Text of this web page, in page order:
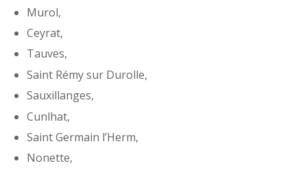
Murol,
Ceyrat,
Tauves,
Saint Rémy sur Durolle,
Sauxillanges,
Cunlhat,
Saint Germain l’Herm,
Nonette,